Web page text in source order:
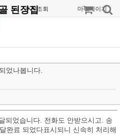
주문조회 마이페이지
된장집
었나봅니다.
되었습니다. 전화도 안받으시고. 송
완료 되었다표시되니 신속히 처리해